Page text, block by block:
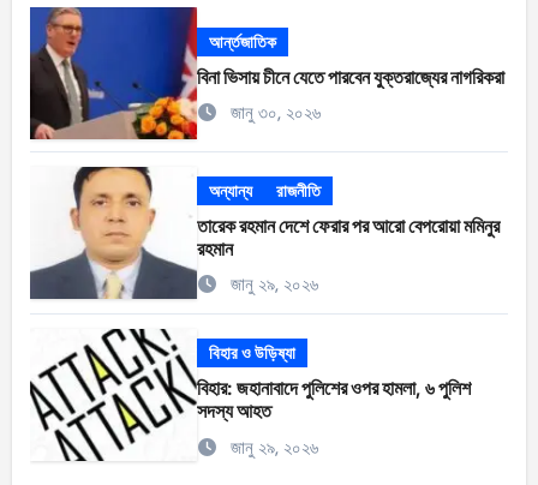
আর্ন্তজাতিক
বিনা ভিসায় চীনে যেতে পারবেন যুক্তরাজ্যের নাগরিকরা
জানু ৩০, ২০২৬
অন্যান্য রাজনীতি
তারেক রহমান দেশে ফেরার পর আরো বেপরোয়া মমিনুর
রহমান
জানু ২৯, ২০২৬
বিহার ও উড়িষ্যা
বিহার: জহানাবাদে পুলিশের ওপর হামলা, ৬ পুলিশ
সদস্য আহত
জানু ২৯, ২০২৬